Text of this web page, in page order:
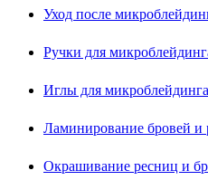
Уход после
Ручки для
Иглы для микроблейдинга
Ламинирование бровей и
Окрашивание ресниц и